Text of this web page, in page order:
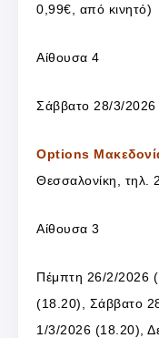
0,99€, από κινητό)
Αίθουσα 4
Σάββατο 28/3/
Options
Θεσσαλονίκη, τηλ.
Αίθουσα 3
Πέμπτη 26/2/2026
(18.20), Σάββατο
1/3/2026 (18.20),